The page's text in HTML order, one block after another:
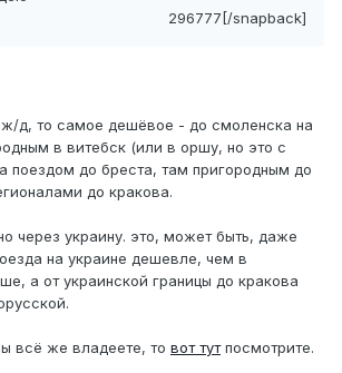
296777[/snapback]
ж/д, то самое дешёвое - до смоленска на
в витебск (или в оршу, но это с
поездом до бреста, там пригородным до
до кракова.
через украину. это, может быть, даже
на украине дешевле, чем в
а от украинской границы до кракова
всё же владеете, то вот тутпосмотрите.